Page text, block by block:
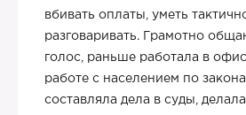
вбивать оплаты, уметь
разговаривать. Грамотно
голос, раньше работала в
работе с населением по
составляла дела в суды,